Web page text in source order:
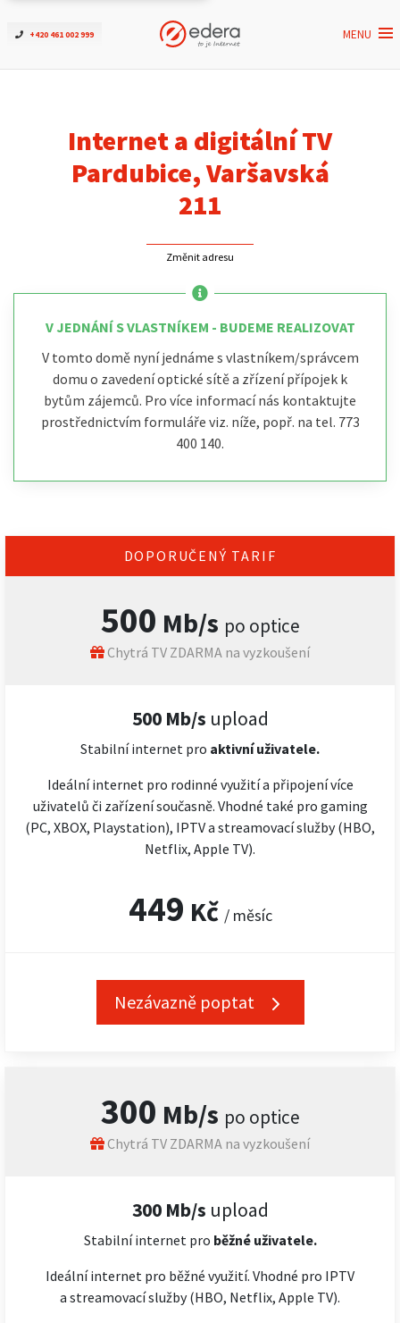
+420 461 002 999 MENU
Ověřit dostupnost
ČEZNET TV
Kontakt
Internet a digitální TV
Pardubice, Varšavská
211
Změnit adresu
V JEDNÁNÍ S VLASTNÍKEM - BUDEME REALIZOVAT
V tomto domě nyní jednáme s vlastníkem/správcem
domu o zavedení optické sítě a zřízení přípojek k
bytům zájemců. Pro více informací nás kontaktujte
prostřednictvím formuláře viz. níže, popř. na tel. 773
400 140.
300 Mb/s po optice
Chytrá TV ZDARMA na vyzkoušení
300 Mb/s upload
Stabilní internet pro běžné uživatele.
Ideální internet pro běžné využití. Vhodné pro IPTV
a streamovací služby (HBO, Netflix, Apple TV).
DOPORUČENÝ TARIF
500 Mb/s po optice
Chytrá TV ZDARMA na vyzkoušení
500 Mb/s upload
Stabilní internet pro aktivní uživatele.
Ideální internet pro rodinné využití a připojení více
uživatelů či zařízení současně. Vhodné také pro gaming
(PC, XBOX, Playstation), IPTV a streamovací služby (HBO,
Netflix, Apple TV).
449 Kč / měsíc
Nezávazně poptat